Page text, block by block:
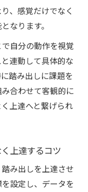
、感覚だけでなく
なります。
自分の動作を視覚
連動して具体的な
踏み出しに課題を
合わせて客観的に
上達へと繋げられ
上達するコツ
み出しを上達させ
設定し、データを